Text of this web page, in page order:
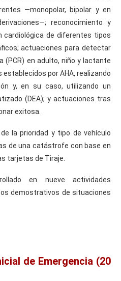
―monopolar, bipolar y en
reconocimiento y
cardiológica de diferentes tipos
actuaciones para detectar
(PCR) en adulto, niño y lactante
por AHA, realizando
y, en su caso, utilizando un
(DEA); y actuaciones tras
exitosa.
la prioridad y tipo de vehículo
de una catástrofe con base en
tarjetas de Tiraje.
en nueve actividades
demostrativos de situaciones
de Emergencia (20